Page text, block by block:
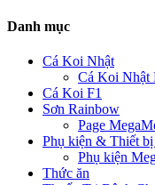
Danh mục
Cá Koi Nhật
Cá Koi Nhật
Cá Koi F1
Sơn Rainbow
Page
Phụ kiện & Thiết bị
Phụ kiện
Thức ăn